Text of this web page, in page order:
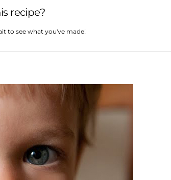
recipe?
to see what you've made!